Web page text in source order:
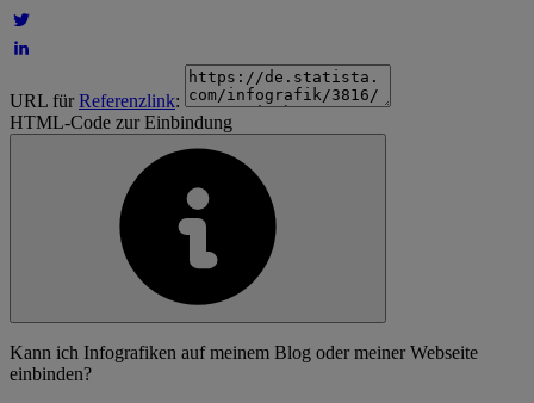
URL fürReferenzlink:
HTML-Code zur Einbindung
Kann ich Infografiken auf meinem Blog oder meiner Webseite
einbinden?